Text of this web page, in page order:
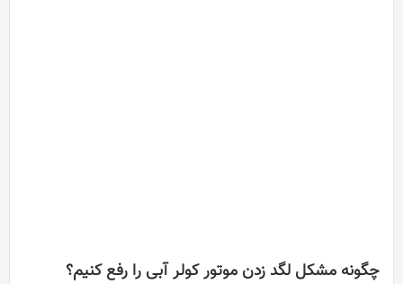
چگونه مشکل لگد زدن موتور کولر آبی را رفع کنیم؟